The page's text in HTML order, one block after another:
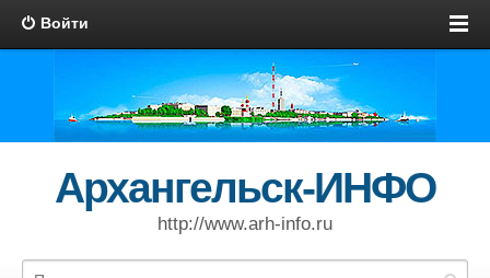
Войти
Архангельск-ИНФО
http://www.arh-info.ru